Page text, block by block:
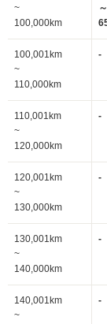
~
100,000km
～
100,001km
~
110,000km
-
110,001km
~
120,000km
-
120,001km
~
130,000km
-
130,001km
~
140,000km
-
140,001km
~
-